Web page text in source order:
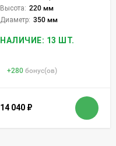
Высота: 220 мм
Диаметр: 350 мм
НАЛИЧИЕ: 13 ШТ.
+280 бонус(ов)
14 040 ₽